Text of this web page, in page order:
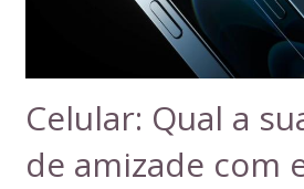
Celular: Qual a
de amizade com